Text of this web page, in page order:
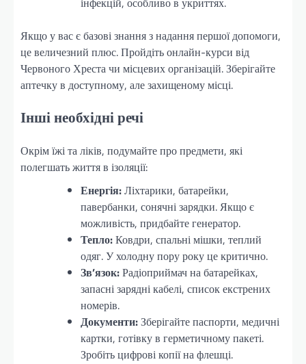
Якщо у вас є базові знання з надання першої допомоги,
це величезний плюс. Пройдіть онлайн-курси від
Червоного Хреста чи місцевих організацій. Зберігайте
аптечку в доступному, але захищеному місці.
Інші необхідні речі
Окрім їжі та ліків, подумайте про предмети, які
полегшать життя в ізоляції:
Енергія:Ліхтарики, батарейки,
павербанки, сонячні зарядки. Якщо є
можливість, придбайте генератор.
Тепло:Ковдри, спальні мішки, теплий
одяг. У холодну пору року це критично.
Зв’язок:Радіоприймач на батарейках,
запасні зарядні кабелі, список екстрених
номерів.
Документи:Зберігайте паспорти, медичні
картки, готівку в герметичному пакеті.
Зробіть цифрові копії на флешці.